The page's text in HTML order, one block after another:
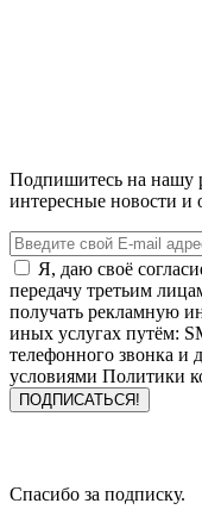
Подпишитесь на нашу
интересные новости
Я, даю своё
передачу третьим
получать рекламную
иных услугах путём:
телефонного звонка и
условиями Политики
Спасибо за подписку.